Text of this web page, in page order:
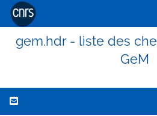
gem.hdr - liste des
GeM